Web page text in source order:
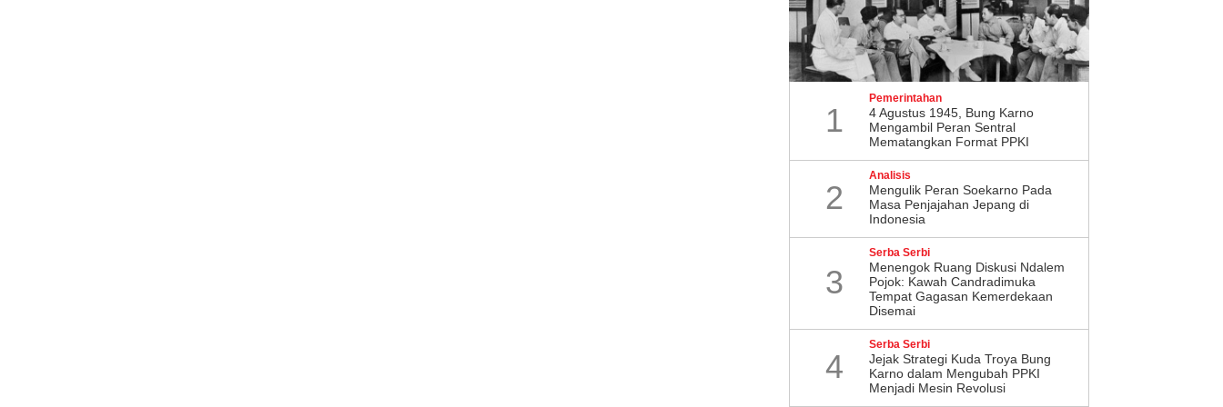
1
Pemerintahan
4 Agustus 1945, Bung Karno
Mengambil Peran Sentral
Mematangkan Format PPKI
2
Analisis
Mengulik Peran Soekarno Pada
Masa Penjajahan Jepang di
Indonesia
3
Serba Serbi
Menengok Ruang Diskusi Ndalem
Pojok: Kawah Candradimuka
Tempat Gagasan Kemerdekaan
Disemai
4
Serba Serbi
Jejak Strategi Kuda Troya Bung
Karno dalam Mengubah PPKI
Menjadi Mesin Revolusi